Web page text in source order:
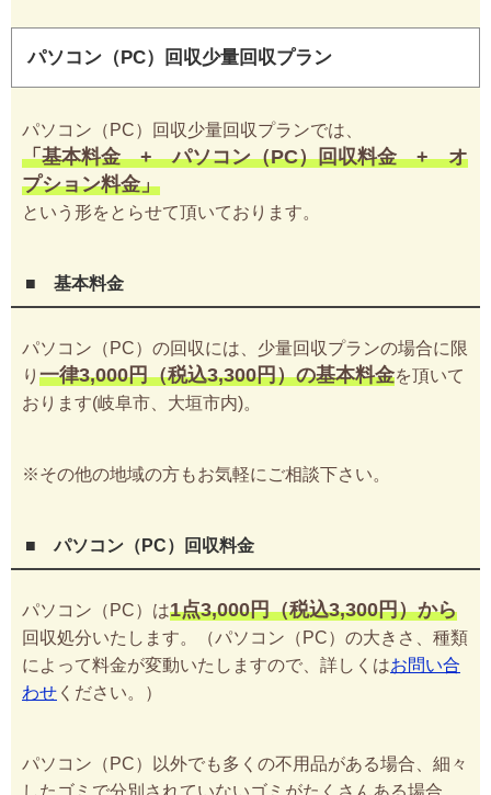
パソコン（PC）回収少量回収プラン
パソコン（PC）回収少量回収プランでは、
「基本料金 + パソコン（PC）回収料金 + オ
プション料金」
という形をとらせて頂いております。
■ 基本料金
パソコン（PC）の回収には、少量回収プランの場合に限
り 一律3,000円（税込3,300円）の基本料金を頂いて
おります(岐阜市、大垣市内)。
※その他の地域の方もお気軽にご相談下さい。
■ パソコン（PC）回収料金
パソコン（PC）は1点3,000円（税込3,300円）から
回収処分いたします。（パソコン（PC）の大きさ、種類
によって料金が変動いたしますので、詳しくはお問い合
わせ ください。）
パソコン（PC）以外でも多くの不用品がある場合、細々
したゴミで分別されていないゴミがたくさんある場合